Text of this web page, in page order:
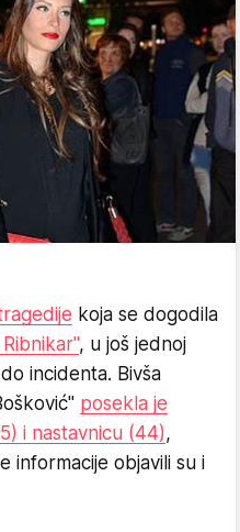
koja se dogodila
, u još jednoj
incidenta. Bivša
posekla je
i nastavnicu (44),
informacije objavili su i